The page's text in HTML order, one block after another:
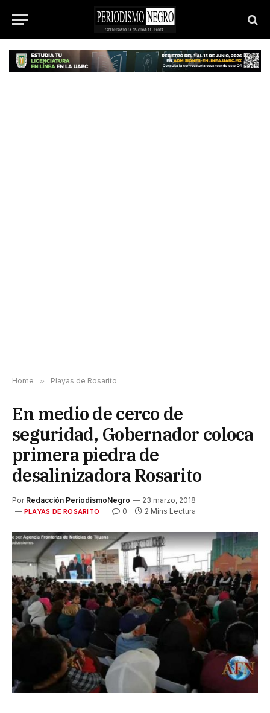
Home » Playas de Rosarito
En medio de cerco de
seguridad, Gobernador coloca
primera piedra de
desalinizadora Rosarito
Por Redacción PeriodismoNegro 23 marzo, 2018
PLAYAS DE ROSARITO 0 2 Mins Lectura